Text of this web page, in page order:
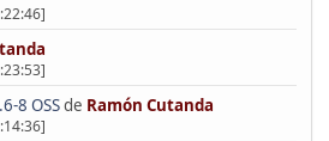
8 OSSde Ramón Cutanda